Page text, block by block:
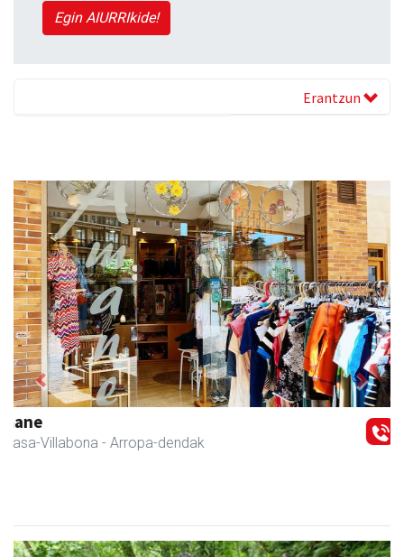
Egin AIURRIkide!
Erantzun
Eizmendi ile-apaindegia
Amasa-Villabona - Ile-apaindegiak
Previous Next